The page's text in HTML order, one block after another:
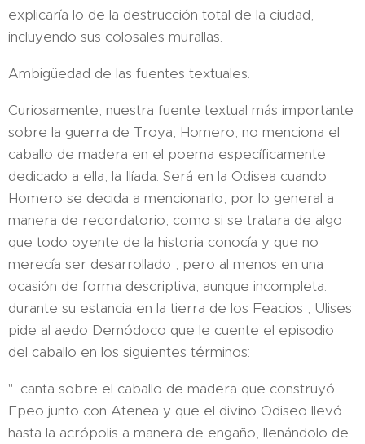
explicaría lo de la destrucción total de la ciudad,
incluyendo sus colosales murallas.
Ambigüedad de las fuentes textuales.
Curiosamente, nuestra fuente textual más importante
sobre la guerra de Troya, Homero, no menciona el
caballo de madera en el poema específicamente
dedicado a ella, la Ilíada. Será en la Odisea cuando
Homero se decida a mencionarlo, por lo general a
manera de recordatorio, como si se tratara de algo
que todo oyente de la historia conocía y que no
merecía ser desarrollado , pero al menos en una
ocasión de forma descriptiva, aunque incompleta:
durante su estancia en la tierra de los Feacios , Ulises
pide al aedo Demódoco que le cuente el episodio
del caballo en los siguientes términos:
"...canta sobre el caballo de madera que construyó
Epeo junto con Atenea y que el divino Odiseo llevó
hasta la acrópolis a manera de engaño, llenándolo de